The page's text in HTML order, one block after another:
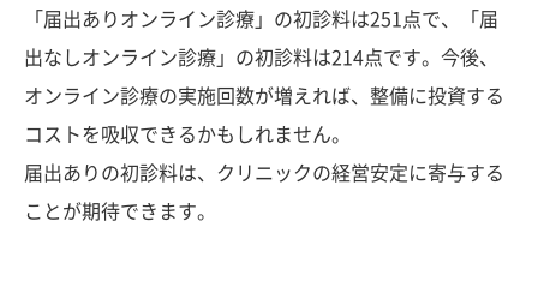
「届出ありオンライン診療」の初診料は251点で、「届
出なしオンライン診療」の初診料は214点です。今後、
オンライン診療の実施回数が増えれば、整備に投資する
コストを吸収できるかもしれません。
届出ありの初診料は、クリニックの経営安定に寄与する
ことが期待できます。